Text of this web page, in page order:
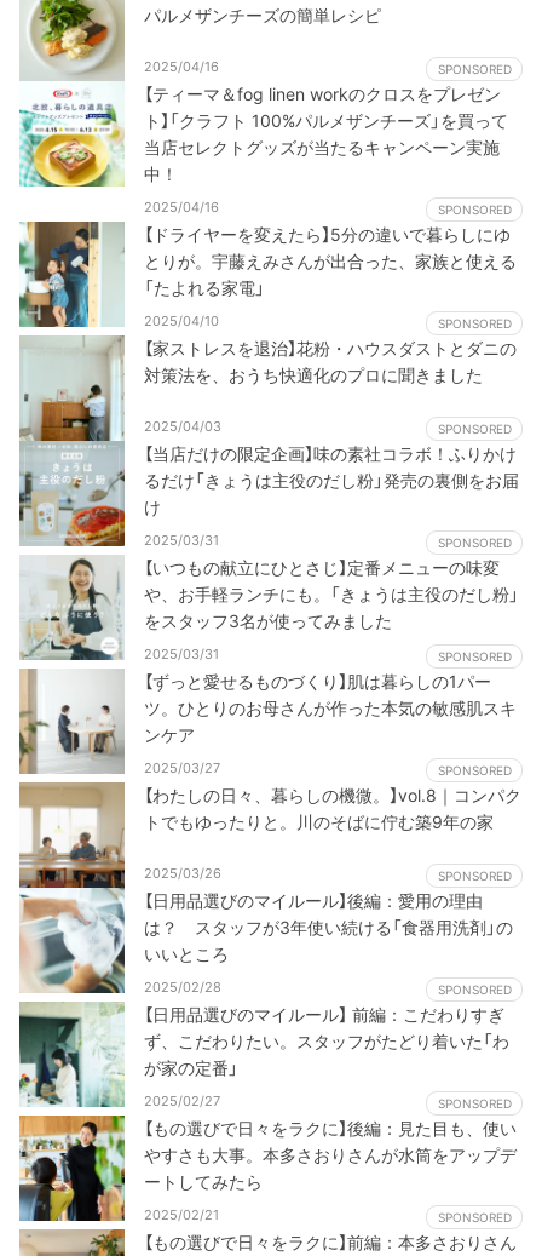
パルメザンチーズの簡単レシピ
2025/04/16 SPONSORED
【ティーマ＆fog linen workのクロスをプレゼン
ト】「クラフト 100%パルメザンチーズ」を買って
当店セレクトグッズが当たるキャンペーン実施
中！
2025/04/16 SPONSORED
【ドライヤーを変えたら】5分の違いで暮らしにゆ
とりが。宇藤えみさんが出合った、家族と使える
「たよれる家電」
2025/04/10 SPONSORED
【家ストレスを退治】花粉・ハウスダストとダニの
対策法を、おうち快適化のプロに聞きました
2025/04/03 SPONSORED
【当店だけの限定企画】味の素社コラボ！ふりかけ
るだけ「きょうは主役のだし粉」発売の裏側をお届
け
2025/03/31 SPONSORED
【いつもの献立にひとさじ】定番メニューの味変
や、お手軽ランチにも。「きょうは主役のだし粉」
をスタッフ3名が使ってみました
2025/03/31 SPONSORED
【ずっと愛せるものづくり】肌は暮らしの1パー
ツ。ひとりのお母さんが作った本気の敏感肌スキ
ンケア
2025/03/27 SPONSORED
【わたしの日々、暮らしの機微。】vol.8｜コンパク
トでもゆったりと。川のそばに佇む築9年の家
2025/03/26 SPONSORED
【日用品選びのマイルール】後編：愛用の理由
は？ スタッフが3年使い続ける「食器用洗剤」の
いいところ
2025/02/28 SPONSORED
【日用品選びのマイルール】 前編：こだわりすぎ
ず、こだわりたい。スタッフがたどり着いた「わ
が家の定番」
2025/02/27 SPONSORED
【もの選びで日々をラクに】後編：見た目も、使い
やすさも大事。本多さおりさんが水筒をアップデ
ートしてみたら
2025/02/21 SPONSORED
【もの選びで日々をラクに】前編：本多さおりさん